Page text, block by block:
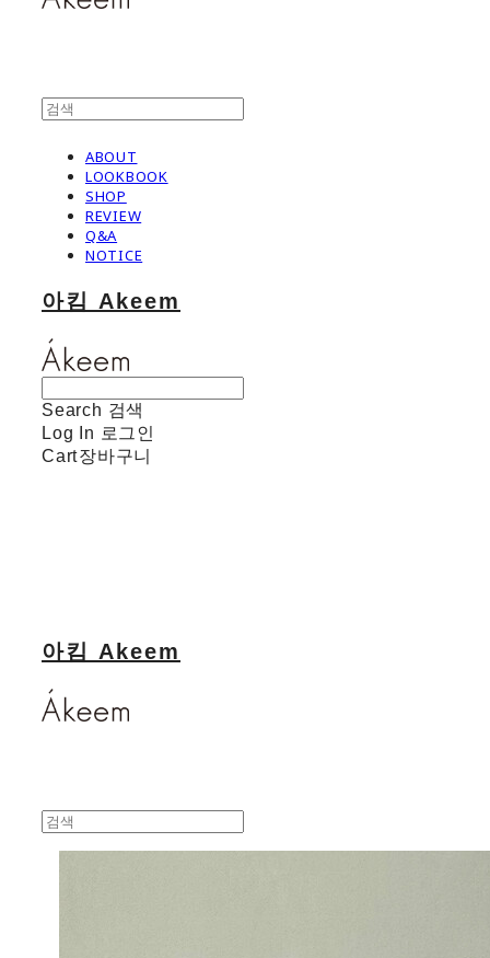
ABOUT
LOOKBOOK
SHOP
REVIEW
Q&A
NOTICE
아킴 Akeem
Search 검색
Log In 로그인
Cart장바구니
아킴 Akeem